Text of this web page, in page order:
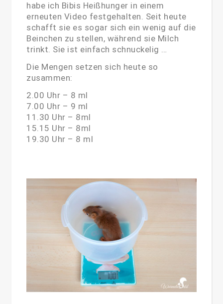
habe ich Bibis Heißhunger in einem
erneuten Video festgehalten. Seit heute
schafft sie es sogar sich ein wenig auf die
Beinchen zu stellen, während sie Milch
trinkt. Sie ist einfach schnuckelig …
Die Mengen setzen sich heute so
zusammen:
2.00 Uhr – 8 ml
7.00 Uhr – 9 ml
11.30 Uhr – 8ml
15.15 Uhr – 8ml
19.30 Uhr – 8 ml